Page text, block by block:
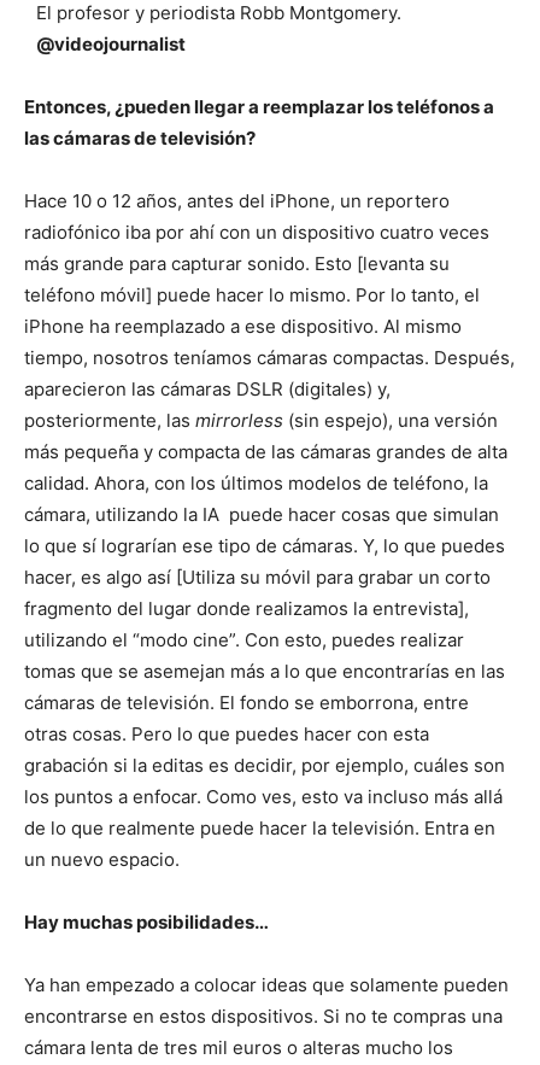
El profesor y periodista Robb Montgomery.
@videojournalist
Entonces, ¿pueden llegar a reemplazar los teléfonos a
las cámaras de televisión?
Hace 10 o 12 años, antes del iPhone, un reportero
radiofónico iba por ahí con un dispositivo cuatro veces
más grande para capturar sonido. Esto [levanta su
teléfono móvil] puede hacer lo mismo. Por lo tanto, el
iPhone ha reemplazado a ese dispositivo. Al mismo
tiempo, nosotros teníamos cámaras compactas. Después,
aparecieron las cámaras DSLR (digitales) y,
posteriormente, las mirrorless (sin espejo), una versión
más pequeña y compacta de las cámaras grandes de alta
calidad. Ahora, con los últimos modelos de teléfono, la
cámara, utilizando la IA puede hacer cosas que simulan
lo que sí lograrían ese tipo de cámaras. Y, lo que puedes
hacer, es algo así [Utiliza su móvil para grabar un corto
fragmento del lugar donde realizamos la entrevista],
utilizando el “modo cine”. Con esto, puedes realizar
tomas que se asemejan más a lo que encontrarías en las
cámaras de televisión. El fondo se emborrona, entre
otras cosas. Pero lo que puedes hacer con esta
grabación si la editas es decidir, por ejemplo, cuáles son
los puntos a enfocar. Como ves, esto va incluso más allá
de lo que realmente puede hacer la televisión. Entra en
un nuevo espacio.
Hay muchas posibilidades…
Ya han empezado a colocar ideas que solamente pueden
encontrarse en estos dispositivos. Si no te compras una
cámara lenta de tres mil euros o alteras mucho los